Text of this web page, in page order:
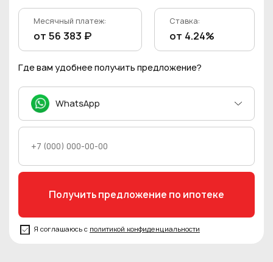
Месячный платеж:
от 56 383 ₽
Ставка:
от 4.24%
Где вам удобнее получить предложение?
WhatsApp
Я соглашаюсь с политикой конфиденциальности